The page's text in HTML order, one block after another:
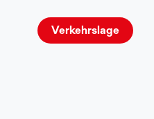
Verkehrslage